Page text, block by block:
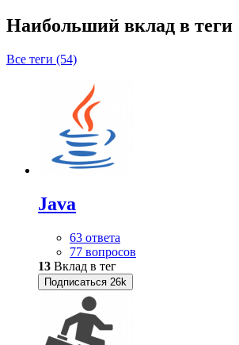
Наибольший вклад в теги
Все теги (54)
Java
63 ответа
77 вопросов
13 Вклад в тег
Подписаться 26k